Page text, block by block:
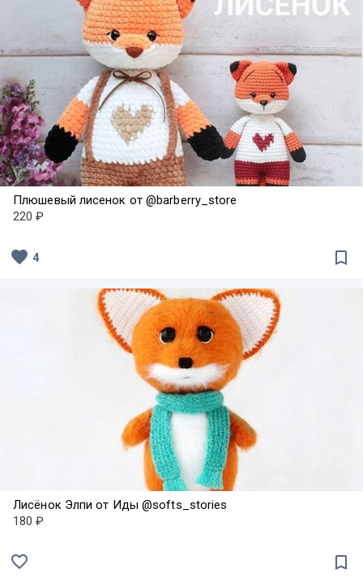
Плюшевый лисенок от @barberry_store
220 ₽
bookmark_border
favorite 4
Лисёнок Элпи от Иды @softs_stories
180 ₽
bookmark_border
favorite_border